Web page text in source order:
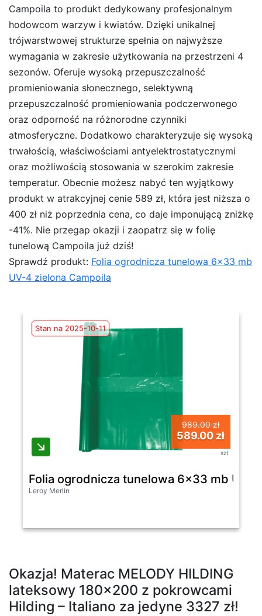
Campoila to produkt dedykowany profesjonalnym
hodowcom warzyw i kwiatów. Dzięki unikalnej
trójwarstwowej strukturze spełnia on najwyższe
wymagania w zakresie użytkowania na przestrzeni 4
sezonów. Oferuje wysoką przepuszczalność
promieniowania słonecznego, selektywną
przepuszczalność promieniowania podczerwonego
oraz odporność na różnorodne czynniki
atmosferyczne. Dodatkowo charakteryzuje się wysoką
trwałością, właściwościami antyelektrostatycznymi
oraz możliwością stosowania w szerokim zakresie
temperatur. Obecnie możesz nabyć ten wyjątkowy
produkt w atrakcyjnej cenie 589 zł, która jest niższa o
400 zł niż poprzednia cena, co daje imponującą zniżkę
-41%. Nie przegap okazji i zaopatrz się w folię
tunelową Campoila już dziś!
Sprawdź produkt: Folia ogrodnicza tunelowa 6×33 mb
UV-4 zielona Campoila
Stan na 2025-10-11
989.00 zł
589.00 zł
szt
Folia ogrodnicza tunelowa 6x33 mb UV-
Leroy Merlin
Okazja! Materac MELODY HILDING
lateksowy 180×200 z pokrowcami
Hilding – Italiano za jedyne 3327 zł!